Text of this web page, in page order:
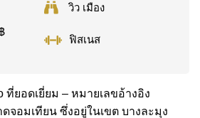
วิว เมือง
ฟิสเนส
ยอดเยี่ยม – หมายเลขอ้างอิง
จอมเทียน ซึ่งอยู่ในเขต บางละมุง